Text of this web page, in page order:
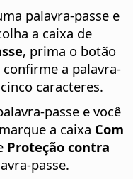
palavra-passe e
a caixa de
, prima o botão
confirme a palavra-
caracteres.
passe e você
a caixa Com
Proteção contra
passe.